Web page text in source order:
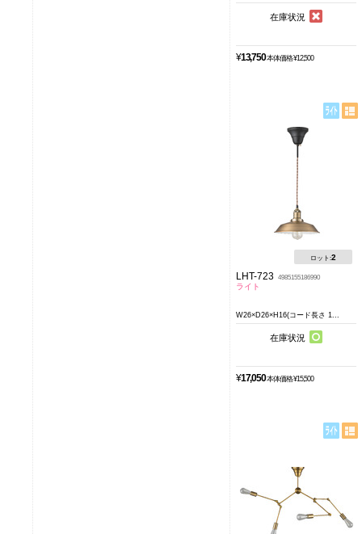
在庫状況
¥13,750 本体価格 ¥12,500
ロット:2
LHT-723 4985155186990
ライト
W26×D26×H16(コード長さ 1...
在庫状況
¥17,050 本体価格 ¥15,500